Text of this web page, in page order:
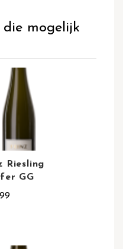
mogelijk
Riesling
GG